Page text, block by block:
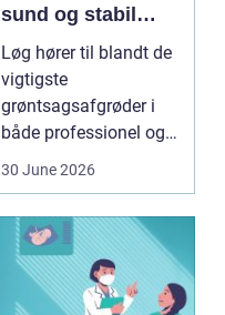
sund og stabil
løgavl
Løg hører til blandt de
vigtigste
grøntsagsafgrøder i
både professionel og
hobbybaseret
30 June 2026